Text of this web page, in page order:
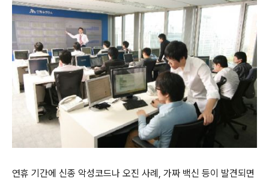
연휴 기간에 신종 악성코드나 오진 사례 , 가짜 백신 등이 발견되면